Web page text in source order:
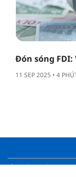
Đón sóng FDI:
11 SEP 2025 • 4